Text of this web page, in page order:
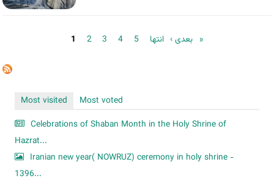
1 2 3 4 5 بعدی › انتها »
Most visited
Most voted
Celebrations of Shaban Month in the Holy Shrine of
Hazrat...
Iranian new year( NOWRUZ) ceremony in holy shrine -
1396...